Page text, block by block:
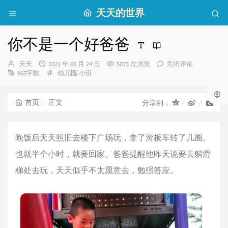
天天的世界
你不是一个好爸爸
博
主：
天天
发
布
2021 年 06 月 24 日 5873 次浏览
关闭评论
965字数
分
幼儿园 小班
首页 正文 分享到：
晚饭后天天照旧去楼下广场玩，拿了滑板车转了几圈。
也就半个小时，就要回家。爸爸提醒他昨天说要去躺滑
梯处去玩，天天似乎不太愿意去，勉强答应。